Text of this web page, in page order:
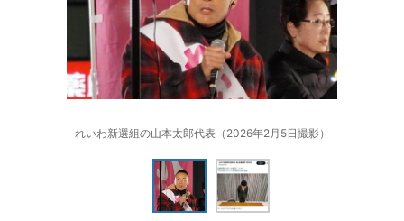
れいわ新選組の山本太郎代表（2026年2月5日撮影）